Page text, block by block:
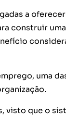
a oferecer
construir
uma
visto que o